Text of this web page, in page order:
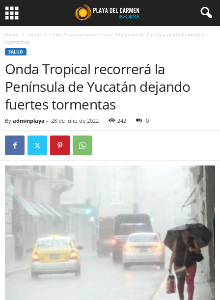
Home Salud
Onda Tropical recorrerá la Península de Yucatán dejando fuertes
tormentas
SALUD
Onda Tropical recorrerá la
Península de Yucatán dejando
fuertes tormentas
By adminplaya - 28 de julio de 2022 242 0